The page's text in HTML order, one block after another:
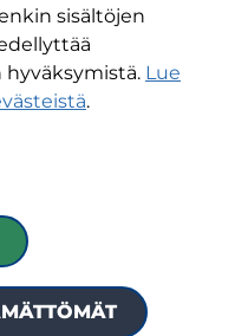
sisältöjen
Lue
.​​​​​​​
KLUBI
ry